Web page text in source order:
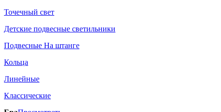
Точечный свет
Детские подвесные светильники
Подвесные На штанге
Кольца
Линейные
Классические